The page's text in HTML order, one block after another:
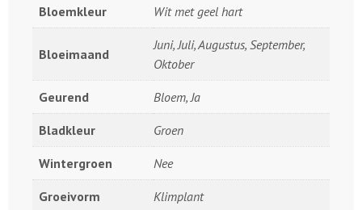
Bloemkleur Wit met geel hart
Bloeimaand
Juni, Juli, Augustus, September,
Oktober
Geurend Bloem, Ja
Bladkleur Groen
Wintergroen Nee
Groeivorm Klimplant